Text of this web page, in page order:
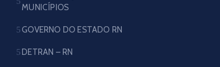
MUNICÍPIOS
GOVERNO DO ESTADO RN
DETRAN – RN